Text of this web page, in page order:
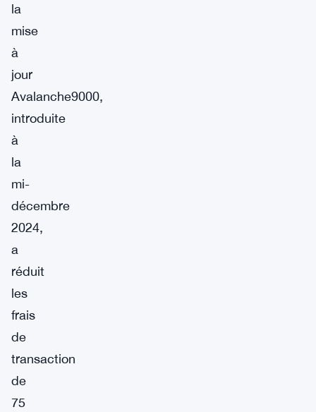
la
mise
à
jour
Avalanche9000,
introduite
à
la
mi-
décembre
2024,
a
réduit
les
frais
de
transaction
de
75